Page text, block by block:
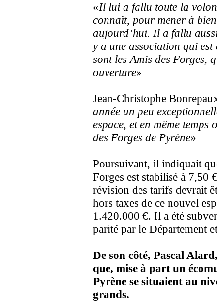
«Il lui a fallu toute la
connaît, pour mener à
aujourd’hui. Il a fallu
y a une association qui
sont les Amis des Forges,
ouverture»
Jean-Christophe
année un peu
espace, et en même temps
des Forges de Pyrène»
Poursuivant, il indiquait
Forges est stabilisé à 7,50
révision des tarifs devrait
hors taxes de ce nouvel
1.420.000 €. Il a été
parité par le Département
De son côté, Pascal
que, mise à part un
Pyrène se situaient au
grands.